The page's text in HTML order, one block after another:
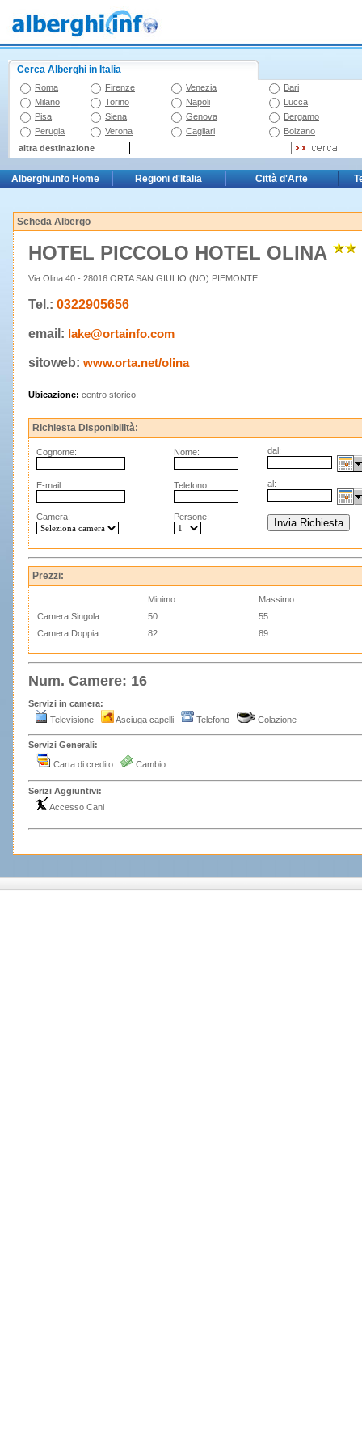
Cerca Alberghi in Italia
Roma Firenze Venezia
Bari
Milano
Torino Napoli
Lucca
Pisa
Siena Genova
Bergamo
Perugia
Verona Cagliari
Bolzano
altra destinazione
Alberghi.info Home Regioni d'Italia Città d'Arte
Scheda Albergo
HOTEL PICCOLO HOTEL OLINA
Via Olina 40 - 28016 ORTA SAN GIULIO (NO) PIEMONTE
Tel.: 0322905656
email: lake@ortainfo.com
sitoweb: www.orta.net/olina
Ubicazione: centro storico
Richiesta Disponibilità:
Cognome: Nome: dal:
E-mail: Telefono: al:
Camera: Persone:
Prezzi:
Minimo
Massimo
Camera Singola
50
55
Camera Doppia
82 89
Num. Camere: 16
Servizi in camera:
Televisione
Asciuga capelli Telefono Colazione
Servizi Generali:
Carta di credito
Cambio
Serizi Aggiuntivi:
Accesso Cani